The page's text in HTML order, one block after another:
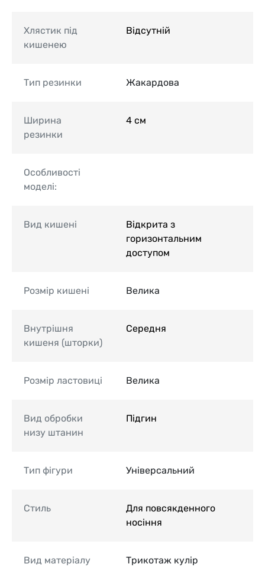
Хлястик під
кишенею
Відсутній
Тип резинки Жакардова
Ширина
резинки
4 см
Особливості
моделі:
Вид кишені
Відкрита з
горизонтальним
доступом
Розмір кишені Велика
Внутрішня
кишеня (шторки)
Середня
Розмір ластовиці Велика
Вид обробки
низу штанин
Підгин
Тип фігури Універсальний
Стиль
Для повсякденного
носіння
Вид матеріалу Трикотаж кулір